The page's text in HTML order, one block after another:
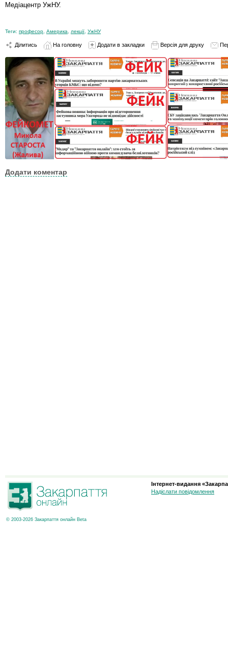
Медіацентр УжНУ.
Теги: професор Америка лекції УжНУ
Ділитись На головну Додати в закладки Версія для друку
Додати коментар
© 2003-2026 Закарпаття онлайн Beta
Інтернет-видання
Надіслати повідомлення